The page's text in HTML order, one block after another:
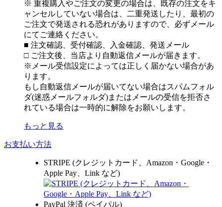
※ 重複購入やご注文の変更の場合は、既存の注文をキ
ャンセルしていない場合は、二重発送したり、最初の
ご注文で発送される恐れがありますので、必ずメール
にてご連絡ください。
■ 注文確認、受付確認、入金確認、発送メール
□ ご注文後、当店より自動返信メールが届きます。
※メール受信設定によっては正しく届かない場合があ
ります。
もし自動返信メールが届いてない場合はスパムフォル
ダ(迷惑メールフォルダ)またはメールの受信を拒否さ
れている場合は一時的に解除をお願いします。
もっと見る
お支払い方法
STRIPE (クレジットカード、Amazon・Google・
Apple Pay、Link など)
PayPal 決済 (ペイパル)